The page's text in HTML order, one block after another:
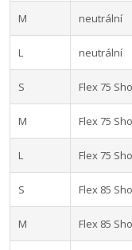
M neutrální
L neutrální
S Flex 75
M Flex 75
L Flex 75
S Flex 85
M Flex 85